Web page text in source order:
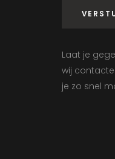
Laat je
wij
je zo snel